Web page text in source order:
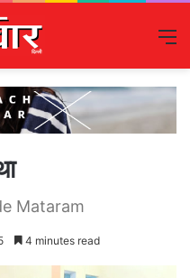
Mataram
4 minutes read